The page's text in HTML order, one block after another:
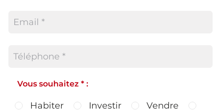
Vous souhaitez * :
Habiter Investir
Vendre